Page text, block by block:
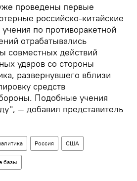
проведены первые
российско-китайские
по противоракетной
отрабатывались
совместных действий
ударов со стороны
развернувшего вблизи
средств
Подобные учения
— добавил представитель
Россия США
базы